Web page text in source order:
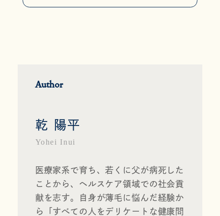
Author
乾 陽平
Yohei Inui
医療家系で育ち、若くに父が病死した
ことから、ヘルスケア領域での社会貢
献を志す。自身が薄毛に悩んだ経験か
ら「すべての人をデリケートな健康問